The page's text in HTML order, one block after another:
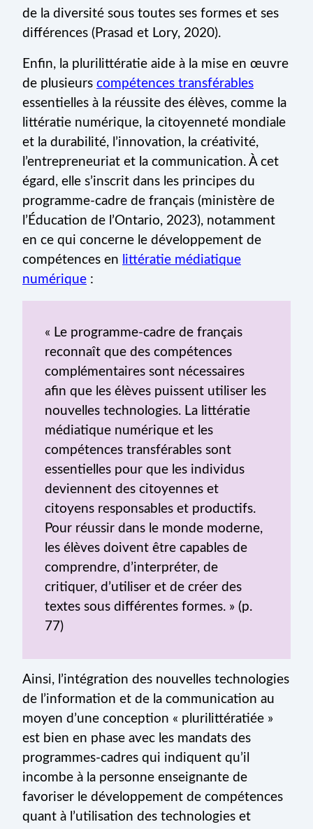
de la diversité sous toutes ses formes et ses
différences (Prasad et Lory, 2020).
Enfin, la plurilittératie aide à la mise en œuvre
de plusieurs compétences transférables
essentielles à la réussite des élèves, comme la
littératie numérique, la citoyenneté mondiale
et la durabilité, l’innovation, la créativité,
l’entrepreneuriat et la communication. À cet
égard, elle s’inscrit dans les principes du
programme-cadre de français (ministère de
l’Éducation de l’Ontario, 2023), notamment
en ce qui concerne le développement de
compétences en littératie médiatique
numérique :
« Le programme-cadre de français
reconnaît que des compétences
complémentaires sont nécessaires
afin que les élèves puissent utiliser les
nouvelles technologies. La littératie
médiatique numérique et les
compétences transférables sont
essentielles pour que les individus
deviennent des citoyennes et
citoyens responsables et productifs.
Pour réussir dans le monde moderne,
les élèves doivent être capables de
comprendre, d’interpréter, de
critiquer, d’utiliser et de créer des
textes sous différentes formes. » (p.
77)
Ainsi, l’intégration des nouvelles technologies
de l’information et de la communication au
moyen d’une conception « plurilittératiée »
est bien en phase avec les mandats des
programmes-cadres qui indiquent qu’il
incombe à la personne enseignante de
favoriser le développement de compétences
quant à l’utilisation des technologies et